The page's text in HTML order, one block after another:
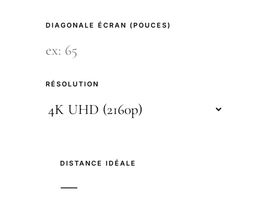
DIAGONALE ÉCRAN (POUCES)
RÉSOLUTION
DISTANCE IDÉALE
—